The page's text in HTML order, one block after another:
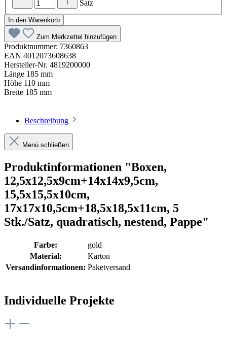
Satz
In den Warenkorb
Zum Merkzettel hinzufügen
Produktnummer: 7360863
EAN 4012073608638
Hersteller-Nr. 4819200000
Länge 185 mm
Höhe 110 mm
Breite 185 mm
Beschreibung
Menü schließen
Produktinformationen "Boxen,
12,5x12,5x9cm+14x14x9,5cm,
15,5x15,5x10cm,
17x17x10,5cm+18,5x18,5x11cm, 5
Stk./Satz, quadratisch, nestend, Pappe"
Farbe:
gold
Material:
Karton
Versandinformationen: Paketversand
Individuelle Projekte